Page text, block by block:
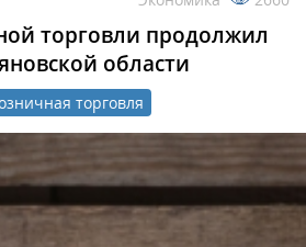
торговли продолжил
области
торговля